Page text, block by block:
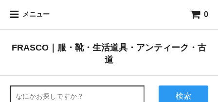
メニュー 0
FRASCO｜服・靴・生活道具・アンティーク・古
道
検索